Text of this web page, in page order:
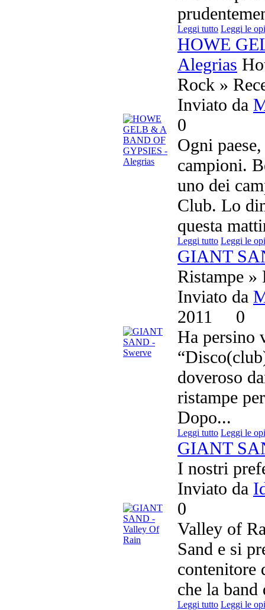
Leggi tutto Leggi le
HOWE
Alegrias
Rock »
Inviato da
0
Ogni
campioni.
uno dei
Club. Lo
questa
Leggi tutto Leggi le
GIANT
Ristampe »
Inviato da
2011 0
Ha persino
doveroso
ristampe
Dopo...
Leggi tutto Leggi le
GIANT
I nostri
Inviato da
0
Valley of
Sand e si
contenitore
che la
Leggi tutto Leggi le